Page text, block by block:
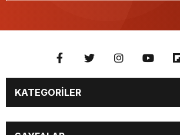
KATEGORİLER
BURÇLAR
CANLI